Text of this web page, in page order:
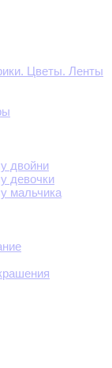
Цветы. Ленты
двойни
девочки
мальчика